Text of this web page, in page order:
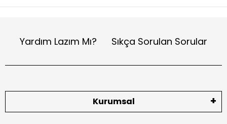
Yardım Lazım Mı? Sıkça Sorulan Sorular
Kurumsal